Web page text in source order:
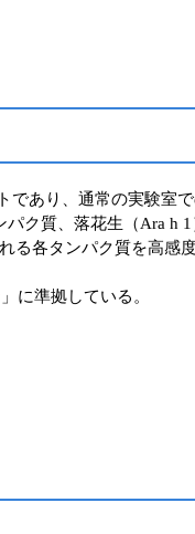
であり、通常の実験室
ク質、落花生（Ara h
る各タンパク質を高感
」に準拠している。